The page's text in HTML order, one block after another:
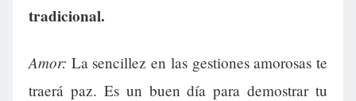
tradicional.
Amor: La sencillez en las gestiones amorosas te
traerá paz. Es un buen día para demostrar tu